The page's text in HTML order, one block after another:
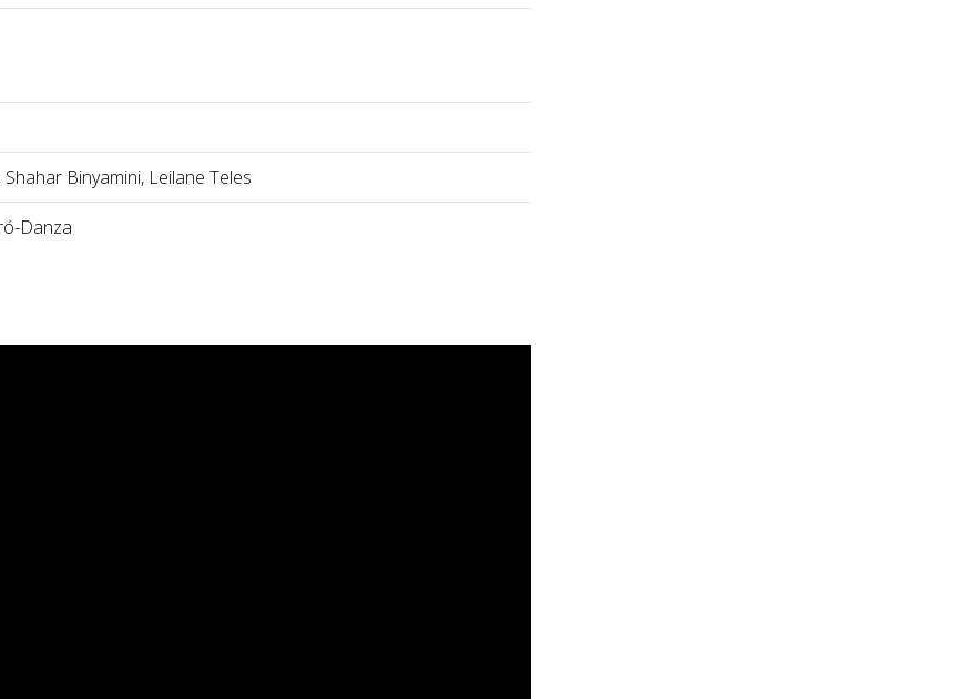
Binyamini, Leilane Teles
Danza